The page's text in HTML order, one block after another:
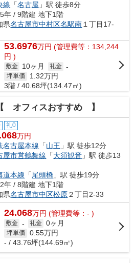
線 「名古屋 」駅 徒歩8分
年 / 9階建 地下1階
県名古屋市中村区名駅南１丁目17-
53.6976万円 (管理費等：134,244
円 )
敷金 10ヶ月 礼金 -
坪単価 1.32万円
3階 / 40.68坪(134.47㎡)
オフィスおすすめ 】
礼0
万円
名古屋本線 「山王 」駅 徒歩12分
屋市営鶴舞線 「大須観音 」駅 徒歩13
道本線 「尾頭橋 」駅 徒歩19分
年 / 8階建 地下1階
県名古屋市中区松原２丁目2-33
24.068万円 (管理費等：- )
敷金 - 礼金 0ヶ月
坪単価 0.55万円
- / 43.76坪(144.69㎡)